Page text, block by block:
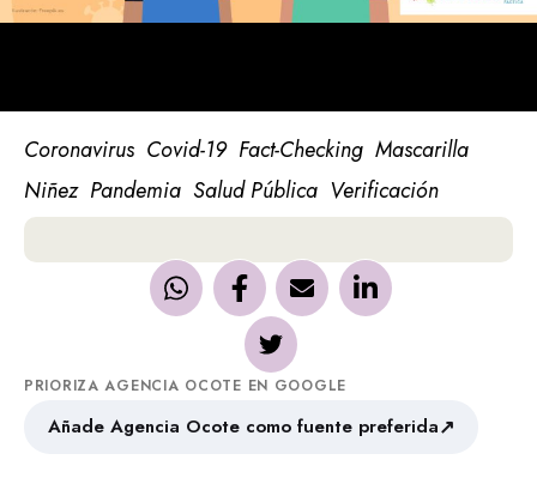
Coronavirus Covid-19 Fact-Checking Mascarilla
Niñez Pandemia Salud Pública Verificación
PRIORIZA AGENCIA OCOTE EN GOOGLE
Añade Agencia Ocote como fuente preferida↗